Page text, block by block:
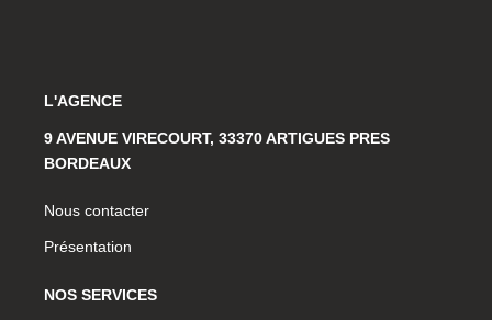
L'AGENCE
9 AVENUE VIRECOURT, 33370 ARTIGUES PRES
BORDEAUX
Nous contacter
Présentation
NOS SERVICES